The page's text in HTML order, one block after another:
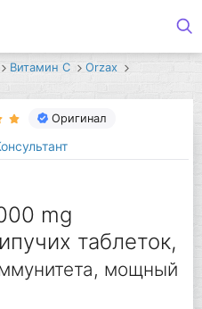
Витамин C
Orzax
Оригинал
mg
таблеток,
мощный